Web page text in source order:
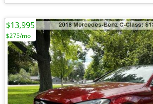
$13,995
$275/mo